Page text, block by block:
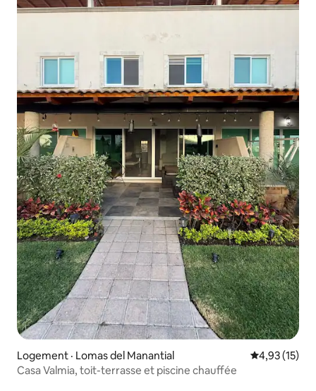
Logement · Lomas del Manantial Note
4,93 (15)
Casa Valmia, toit-terrasse et piscine chauffée